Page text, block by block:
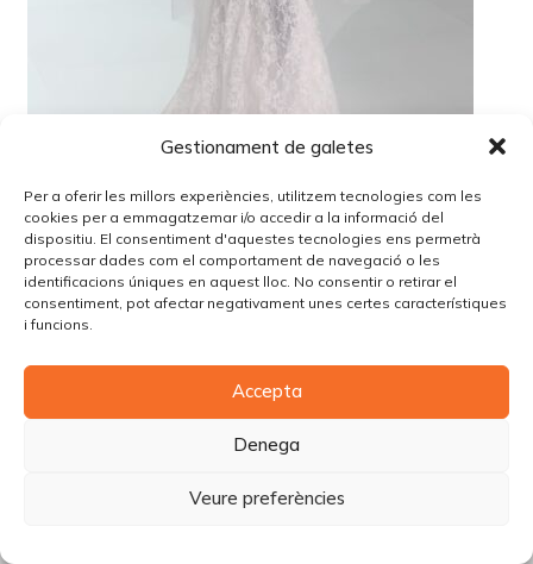
Gestionament de galetes
Per a oferir les millors experiències, utilitzem tecnologies com les
cookies per a emmagatzemar i/o accedir a la informació del
dispositiu. El consentiment d'aquestes tecnologies ens permetrà
processar dades com el comportament de navegació o les
identificacions úniques en aquest lloc. No consentir o retirar el
consentiment, pot afectar negativament unes certes característiques
i funcions.
Accepta
Denega
Veure preferències
© Copyright Piùbella Models Agency2026
Política de privacitat|Política de cookies|Avís legal
Carrer Tomàs Carreras Artau, nº 9 baixos, 17003, Girona